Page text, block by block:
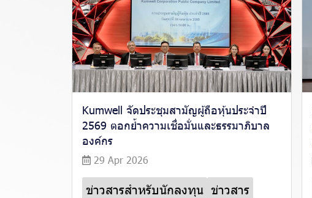
Kumwell จัดประชุมสามัญผู้ถือหุ้นประจำปี
2569 ตอกย้ำความเชื่อมั่นและธรรมาภิบาล
องค์กร
29 Apr 2026
ข่าวสารสำหรับนักลงทุน ข่าวสาร